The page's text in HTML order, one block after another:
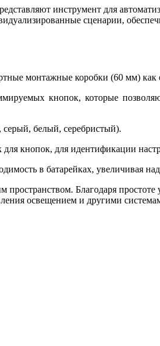
инструмент для
сценарии,
монтажные коробки (60 мм)
кнопок, которые
белый, серебристый).
для кнопок, для идентификации
в батарейках, увеличивая
Благодаря
освещением и другими